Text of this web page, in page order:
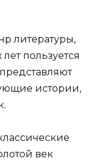
литературы,
пользуется
истории,
век